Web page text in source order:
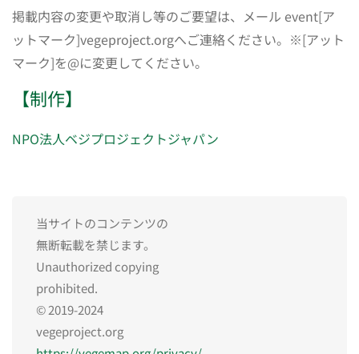
掲載内容の変更や取消し等のご要望は、メール event[ア
ットマーク]vegeproject.orgへご連絡ください。※[アット
マーク]を@に変更してください。
【制作】
NPO法人ベジプロジェクトジャパン
当サイトのコンテンツの
無断転載を禁じます。
Unauthorized copying
prohibited.
© 2019-2024
vegeproject.org